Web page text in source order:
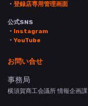
・ 登録店専用管理画面
公式SNS
・ Instagram
・ YouTube
お問い合せ
事務局
横須賀商工会議所 情報企画課